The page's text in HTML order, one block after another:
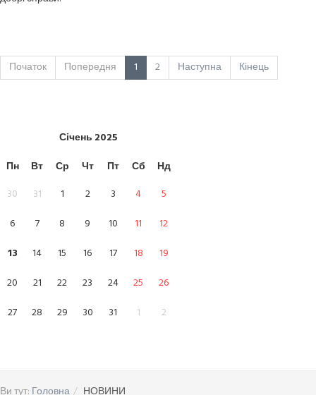
Початок Попередня 1 2 Наступна Кінець
Січень 2025
Пн
Вт Ср Чт Пт Сб
Нд
30
31 1 2 3 4
5
6
7 8 9 10 11
12
13
14 15 16 17 18
19
20
21 22 23 24 25
26
27
28 29 30 31 1 2
Ви тут: Головна НОВИНИ